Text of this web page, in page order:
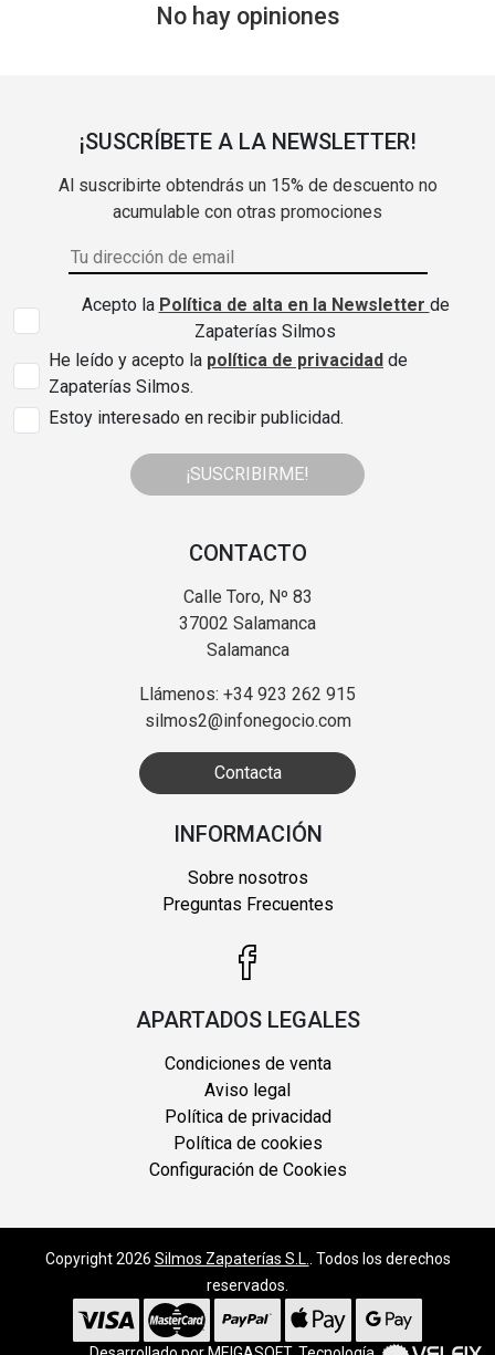
No hay opiniones
¡SUSCRÍBETE A LA NEWSLETTER!
Al suscribirte obtendrás un 15% de descuento no
acumulable con otras promociones
Acepto la Política de alta en la Newsletter de
Zapaterías Silmos
He leído y acepto la política de privacidad de
Zapaterías Silmos.
Estoy interesado en recibir publicidad.
¡SUSCRIBIRME!
CONTACTO
Calle Toro, Nº 83
37002 Salamanca
Salamanca
Llámenos: +34 923 262 915
silmos2@infonegocio.com
Contacta
INFORMACIÓN
Sobre nosotros
Preguntas Frecuentes
APARTADOS LEGALES
Condiciones de venta
Aviso legal
Política de privacidad
Política de cookies
Configuración de Cookies
Copyright 2026 Silmos Zapaterías S.L.
. Todos los derechos
reservados.